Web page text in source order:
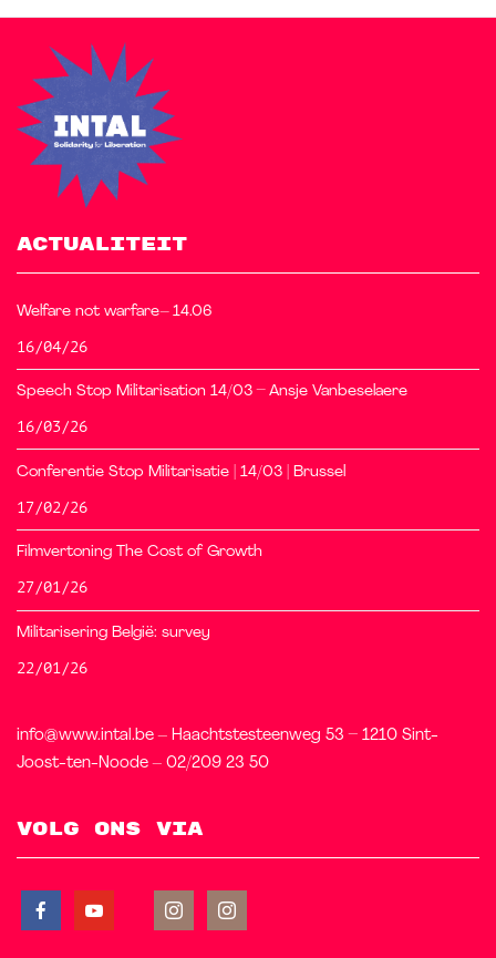
ACTUALITEIT
Welfare not warfare– 14.06
16/04/26
Speech Stop Militarisation 14/03 – Ansje Vanbeselaere
16/03/26
Conferentie Stop Militarisatie | 14/03 | Brussel
17/02/26
Filmvertoning The Cost of Growth
27/01/26
Militarisering België: survey
22/01/26
info@www.intal.be – Haachtstesteenweg 53 – 1210 Sint-
Joost-ten-Noode – 02/209 23 50
Volg ons via